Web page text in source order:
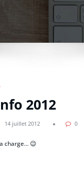
2012
14 juillet 2012 0
charge… 😉